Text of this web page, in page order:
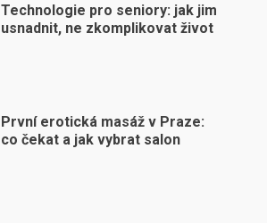
Technologie pro seniory: jak jim
usnadnit, ne zkomplikovat život
První erotická masáž v Praze:
co čekat a jak vybrat salon